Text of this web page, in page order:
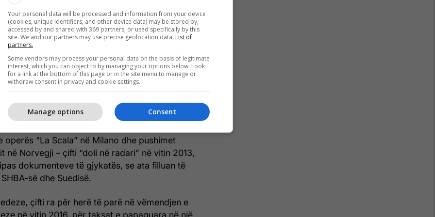
të pa vënë re" nga fqinjët e tyre, ata
të disa kompanive të vogla që importojnë dhe
IT, elektronikë për anije dhe aeroplanë, si dhe
me një qarkullim prej rreth 30 milionë korona
në vit.
është student në Stokholm.
të mediave sociale ruse – duke postuar
operës “La Scala” në Milano dhe pushimet
në Norvegji – çifti “doli në radari” në vitin 2013,
dokumenteve të gjykatës, se ata filluan të
së dhe Suedisë.
çifti ra për herë të parë në vëmendjen e
në vitin 2016, për taksat e papaguara në një
Your personal data will be processed and information from your device
(cookies, unique identifiers, and other device data) may be stored by,
accessed by and shared with 369 partners, or used specifically by this
site. We and our partners may use precise geolocation data. List of
partners.
Some vendors may process your personal data on the basis of legitimate
interest, which you can object to by managing your options below. Look
for a link at the bottom of this page or in the site menu to manage or
withdraw consent in privacy and cookie settings.
Consent
Manage options